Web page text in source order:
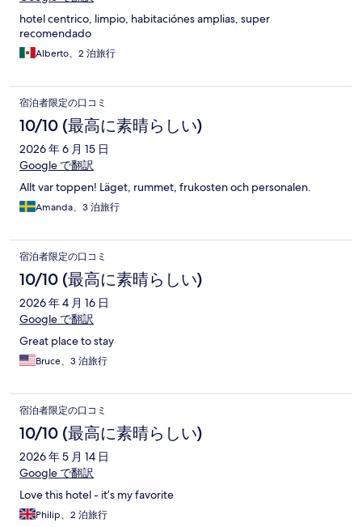
hotel centrico, limpio, habitaciónes amplias, super
recomendado
Alberto、2 泊旅行
宿泊者限定の口コミ
10/10 (最高に素晴らしい)
2026 年 6 月 15 日
Google で翻訳
Allt var toppen! Läget, rummet, frukosten och personalen.
Amanda、3 泊旅行
宿泊者限定の口コミ
10/10 (最高に素晴らしい)
2026 年 4 月 16 日
Google で翻訳
Great place to stay
Bruce、3 泊旅行
宿泊者限定の口コミ
10/10 (最高に素晴らしい)
2026 年 5 月 14 日
Google で翻訳
Love this hotel - it’s my favorite
Philip、2 泊旅行